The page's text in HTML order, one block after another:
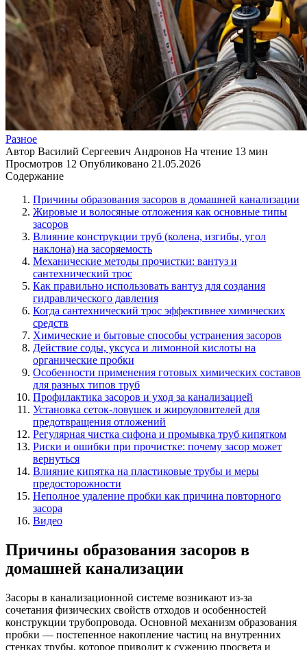
Разное
Автор Василий Сергеевич Андронов На чтение 13 мин
Просмотров 12 Опубликовано 21.05.2026
Содержание
Причины образования засоров в домашней канализации
Жировые и волосяные отложения как основные типы
засоров
Влияние конструкции труб (колена, изгибы, угол
наклона) на засоряемость
Механические методы прочистки: вантуз и
сантехнический трос
Как правильно использовать вантуз для создания
гидравлического давления
Когда сантехнический трос эффективнее химических
средств
Химические и бытовые способы устранения засоров
Действие соды, уксуса и лимонной кислоты на
органические пробки
Особенности применения готовых химических составов
для разных типов труб
Профилактика засоров и уход за канализацией
Установка сеток-ловушек и жироуловителей для
предотвращения отложений
Регулярная чистка сифона и промывка труб кипятком
Риски и ошибки при прочистке: почему засор может
вернуться
Влияние кипятка на пластиковые трубы и меры
предосторожности
Неполное удаление пробки как причина повторного
засора
Видео
Причины образования засоров в
домашней канализации
Засоры в канализационной системе возникают из-за
сочетания физических свойств отходов и особенностей
конструкции трубопровода. Основной механизм образования
пробки — постепенное накопление частиц на внутренних
стенках трубы, которое приводит к сужению просвета и